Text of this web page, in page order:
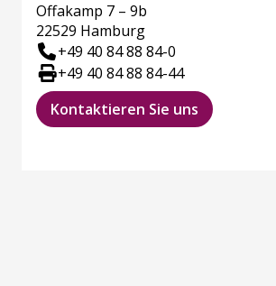
Offakamp 7 – 9b
22529 Hamburg
+49 40 84 88 84-0
+49 40 84 88 84-44
Kontaktieren Sie uns